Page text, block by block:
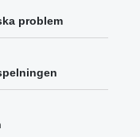
problem